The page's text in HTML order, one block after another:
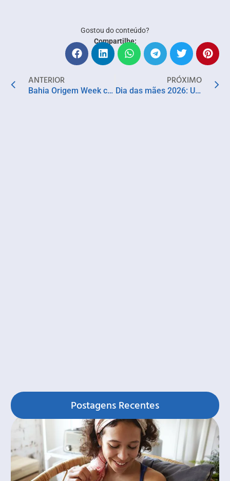
Gostou do conteúdo?
Compartilhe:
ANTERIOR
Bahia Origem Week chega a sua 5ª edição e leva a diversidade econômica para o Centro de Convenções
PRÓXIMO
Dia das mães 2026: Usaflex celebra data com guia de presentes
Postagens Recentes